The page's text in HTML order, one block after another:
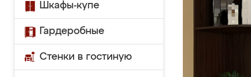
Шкафы-купе
Гардеробные
Стенки в гостиную